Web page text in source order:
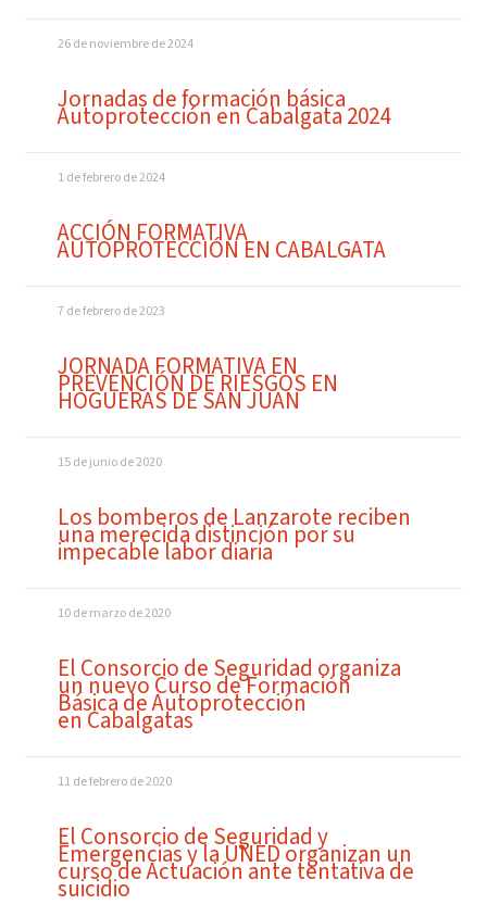
26 de noviembre de 2024
Jornadas de formación básica
Autoprotección en Cabalgata 2024
1 de febrero de 2024
ACCIÓN FORMATIVA
AUTOPROTECCIÓN EN CABALGATA
7 de febrero de 2023
JORNADA FORMATIVA EN
PREVENCIÓN DE RIESGOS EN
HOGUERAS DE SAN JUAN
15 de junio de 2020
Los bomberos de Lanzarote reciben
una merecida distinción por su
impecable labor diaria
10 de marzo de 2020
El Consorcio de Seguridad organiza
un nuevo Curso de Formación
Básica de Autoprotección
en Cabalgatas
11 de febrero de 2020
El Consorcio de Seguridad y
Emergencias y la UNED organizan un
curso de Actuación ante tentativa de
suicidio